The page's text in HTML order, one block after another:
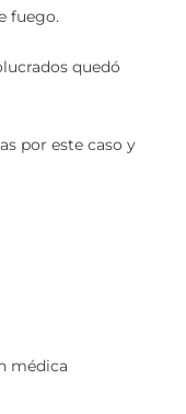
fuego.
quedó
por este caso y
médica